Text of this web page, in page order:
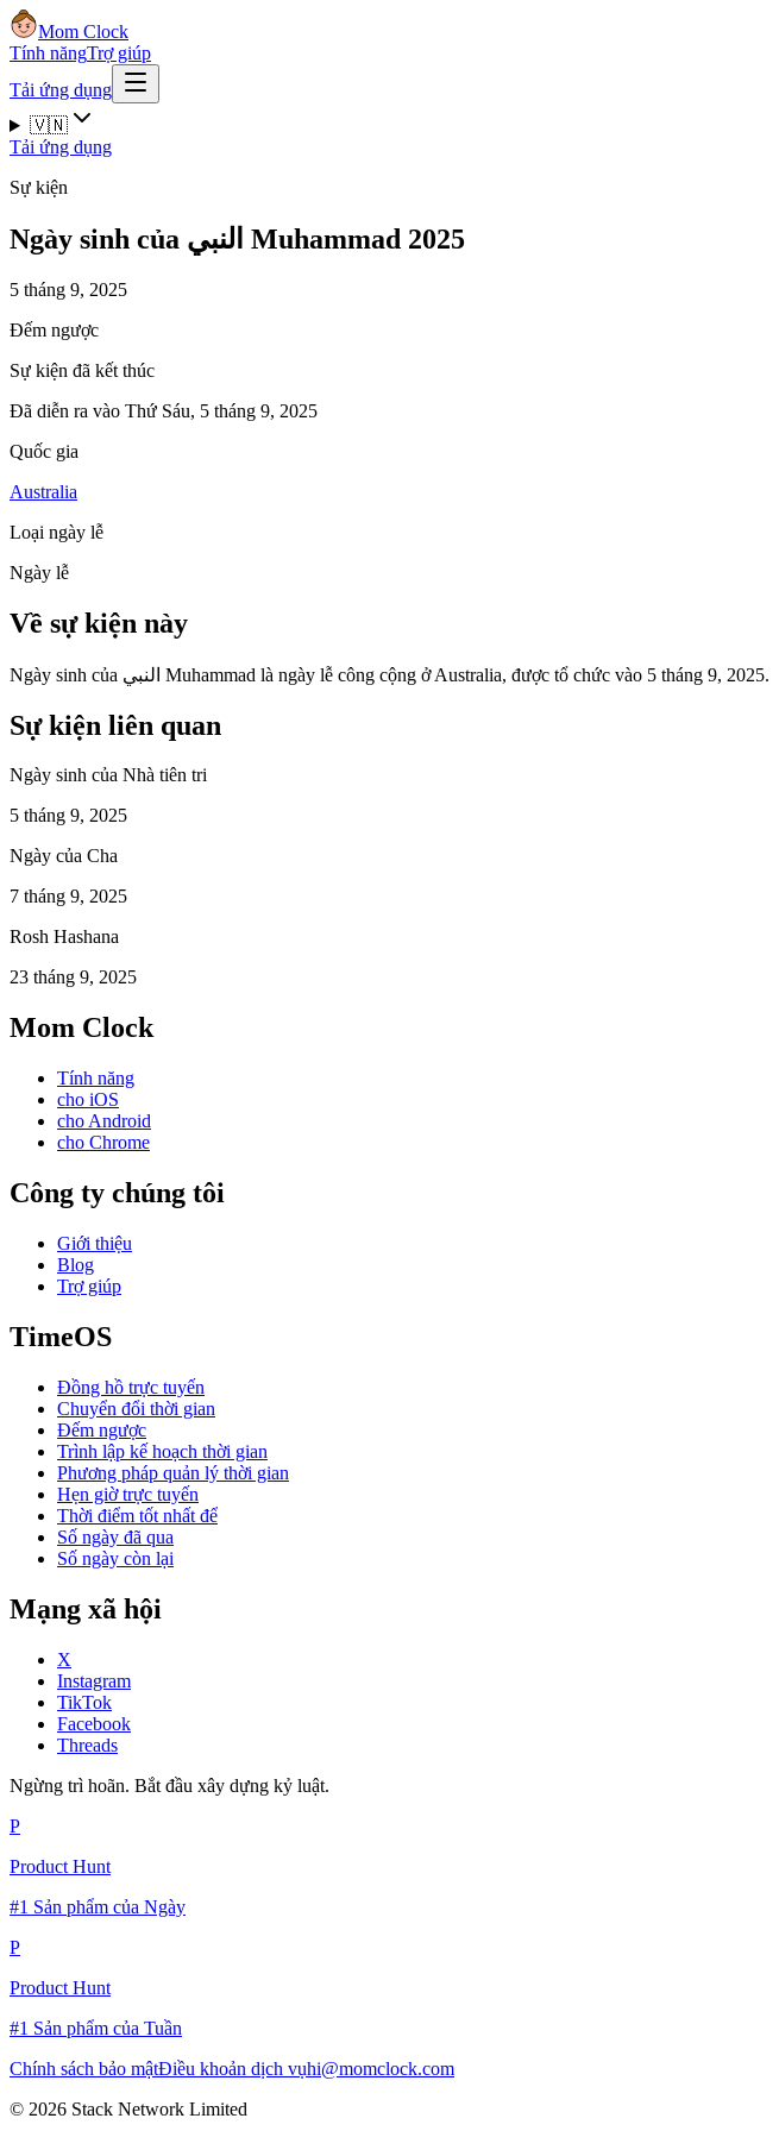
Mom Clock
Tính năngTrợ giúp
Tải ứng dụng
🇻🇳
Tải ứng dụng
Sự kiện
Ngày sinh của النبي Muhammad 2025
5 tháng 9, 2025
Đếm ngược
Sự kiện đã kết thúc
Đã diễn ra vào Thứ Sáu, 5 tháng 9, 2025
Quốc gia
Australia
Loại ngày lễ
Ngày lễ
Về sự kiện này
Ngày sinh của النبي Muhammad là ngày lễ công cộng ở Australia, được tổ chức vào 5 tháng 9, 2025.
Sự kiện liên quan
Ngày sinh của Nhà tiên tri
5 tháng 9, 2025
Ngày của Cha
7 tháng 9, 2025
Rosh Hashana
23 tháng 9, 2025
Mom Clock
Tính năng
cho iOS
cho Android
cho Chrome
Công ty chúng tôi
Giới thiệu
Blog
Trợ giúp
TimeOS
Đồng hồ trực tuyến
Chuyển đổi thời gian
Đếm ngược
Trình lập kế hoạch thời gian
Phương pháp quản lý thời gian
Hẹn giờ trực tuyến
Thời điểm tốt nhất để
Số ngày đã qua
Số ngày còn lại
Mạng xã hội
X
Instagram
TikTok
Facebook
Threads
Ngừng trì hoãn. Bắt đầu xây dựng kỷ luật.
P
Product Hunt
#1 Sản phẩm của Ngày
P
Product Hunt
#1 Sản phẩm của Tuần
Chính sách bảo mậtĐiều khoản dịch vụhi@momclock.com
© 2026 Stack Network Limited